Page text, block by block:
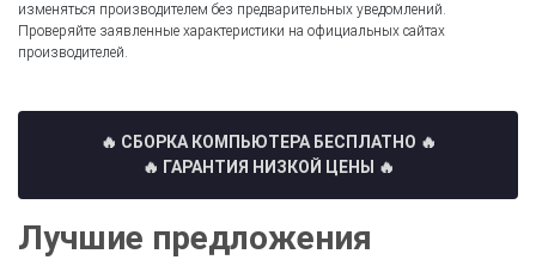
изменяться производителем без предварительных уведомлений.
Проверяйте заявленные характеристики на официальных сайтах
производителей.
🔥 СБОРКА КОМПЬЮТЕРА БЕСПЛАТНО 🔥
🔥 ГАРАНТИЯ НИЗКОЙ ЦЕНЫ 🔥
Лучшие предложения